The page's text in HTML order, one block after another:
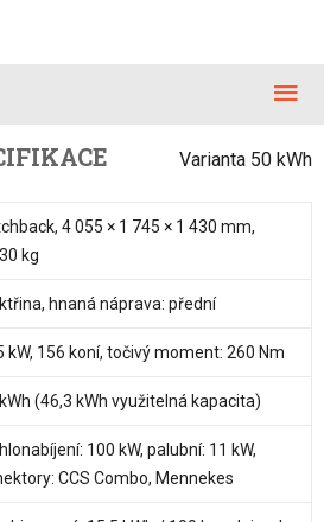
Varianta 50 kWh
4 055 × 1 745 × 1 430 mm,
kg
hnaná náprava: přední
kW, 156 koní, točivý moment: 260 Nm
(46,3 kWh využitelná kapacita)
100 kW, palubní: 11 kW,
CCS Combo, Mennekes